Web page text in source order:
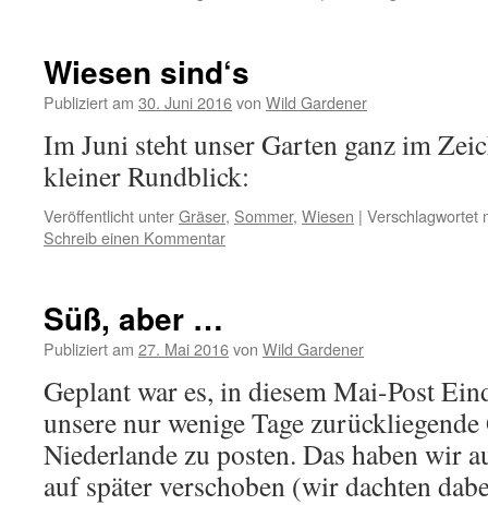
Wiesen sind‘s
Publiziert am 30. Juni 2016von Wild Gardener
Im Juni steht unser Garten ganz im
kleiner Rundblick:
Veröffentlicht unterGräser, Sommer, Wiesen | Verschlagwortet
Schreib einen Kommentar
Süß, aber …
Publiziert am 27. Mai 2016von Wild Gardener
Geplant war es, in diesem Mai-Post
unsere nur wenige Tage
Niederlande zu posten. Das haben wir
auf später verschoben (wir dachten